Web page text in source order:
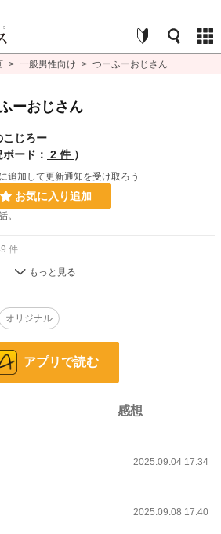
> 一般男性向け > つーふーおじさん
ーおじさん
こじろー
ボード： 2 件 ）
追加して更新通知を受け取ろう
お気に入り追加
。
件
)
オリジナル
アプリで読む
感想
2025.09.04 17:34
2025.09.08 17:40